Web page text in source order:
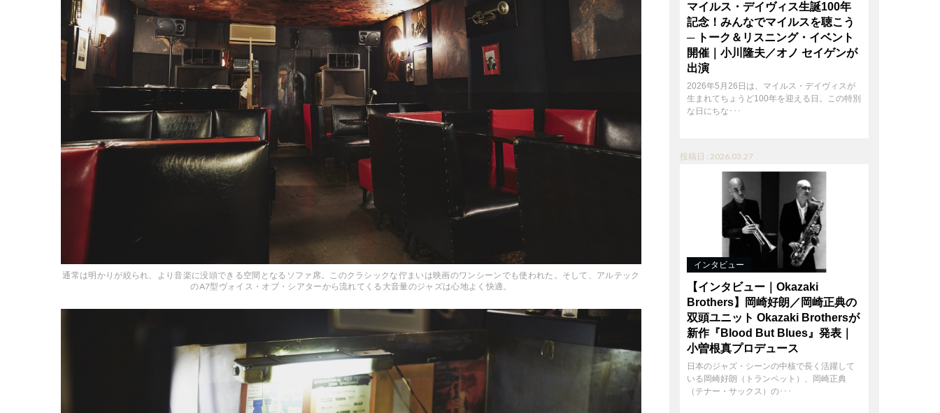
通常は明かりが絞られ、より音楽に没頭できる空間となるソファ席。このクラシックな佇まいは映画のワンシーンでも使われた。そして、アルテック
のA7型ヴォイス・オブ・シアターから流れてくる大音量のジャズは心地よく快適。
マイルス・デイヴィス生誕100年
記念！みんなでマイルスを聴こう
─ トーク＆リスニング・イベント
開催｜小川隆夫／オノ セイゲンが
出演
2026年5月26日は、マイルス・デイヴィスが
生まれてちょうど100年を迎える日。この特別
な日にちな･･･
投稿日 : 2026.03.27
インタビュー
【インタビュー｜Okazaki
Brothers】岡崎好朗／岡崎正典の
双頭ユニット Okazaki Brothersが
新作『Blood But Blues』発表｜
小曽根真プロデュース
日本のジャズ・シーンの中核で長く活躍して
いる岡崎好朗（トランペット）、岡崎正典
（テナー・サックス）の･･･